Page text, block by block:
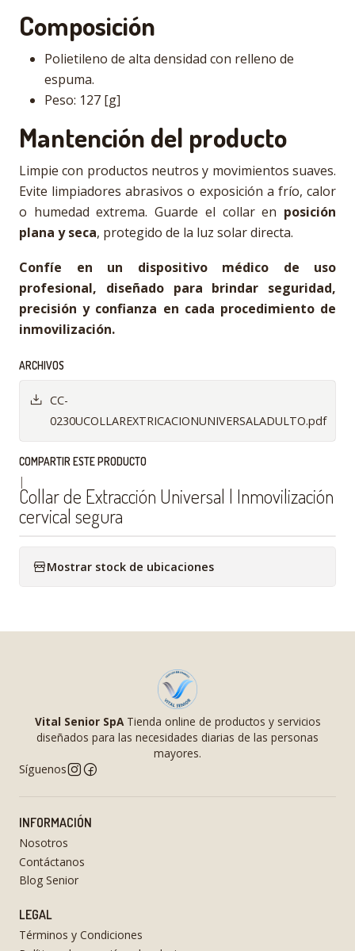
Composición
Polietileno de alta densidad con relleno de
espuma.
Peso: 127 [g]
Mantención del producto
Limpie con productos neutros y movimientos suaves.
Evite limpiadores abrasivos o exposición a frío, calor
o humedad extrema. Guarde el collar en posición
plana y seca, protegido de la luz solar directa.
Confíe en un dispositivo médico de uso
profesional, diseñado para brindar seguridad,
precisión y confianza en cada procedimiento de
inmovilización.
ARCHIVOS
CC-
0230UCOLLAREXTRICACIONUNIVERSALADULTO.pdf
COMPARTIR ESTE PRODUCTO
|
Collar de Extracción Universal | Inmovilización
cervical segura
Mostrar stock de ubicaciones
Vital Senior SpATienda online de productos y servicios
diseñados para las necesidades diarias de las personas
mayores.
Síguenos
INFORMACIÓN
Nosotros
Contáctanos
Blog Senior
LEGAL
Términos y Condiciones